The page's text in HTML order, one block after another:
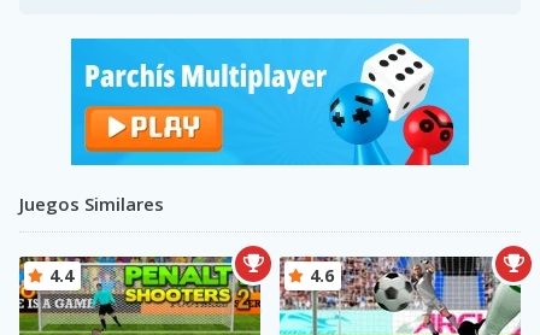
Juegos Similares
4.4 4.6